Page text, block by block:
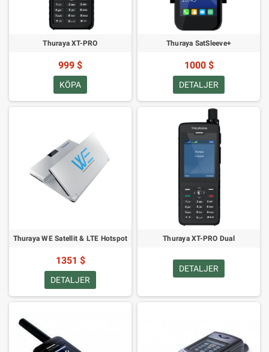
Thuraya XT-PRO
999 $
KÖPA
Thuraya SatSleeve+
1000 $
DETALJER
Thuraya WE Satellit & LTE Hotspot
1351 $
DETALJER
Thuraya XT-PRO Dual
DETALJER